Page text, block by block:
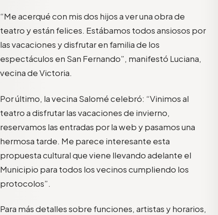
“Me acerqué con mis dos hijos a ver una obra de
teatro y están felices. Estábamos todos ansiosos por
las vacaciones y disfrutar en familia de los
espectáculos en San Fernando”, manifestó Luciana,
vecina de Victoria.
Por último, la vecina Salomé celebró: “Vinimos al
teatro a disfrutar las vacaciones de invierno,
reservamos las entradas por la web y pasamos una
hermosa tarde. Me parece interesante esta
propuesta cultural que viene llevando adelante el
Municipio para todos los vecinos cumpliendo los
protocolos”.
Para más detalles sobre funciones, artistas y horarios,